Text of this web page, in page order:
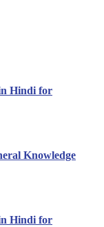
Hindi for
Knowledge
Hindi for